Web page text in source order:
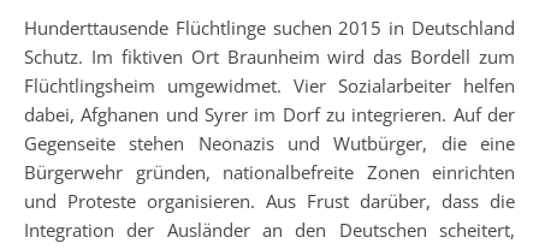
Hunderttausende Flüchtlinge suchen 2015 in Deutschland
Schutz. Im fiktiven Ort Braunheim wird das Bordell zum
Flüchtlingsheim umgewidmet. Vier Sozialarbeiter helfen
dabei, Afghanen und Syrer im Dorf zu integrieren. Auf der
Gegenseite stehen Neonazis und Wutbürger, die eine
Bürgerwehr gründen, nationalbefreite Zonen einrichten
und Proteste organisieren. Aus Frust darüber, dass die
Integration der Ausländer an den Deutschen scheitert,